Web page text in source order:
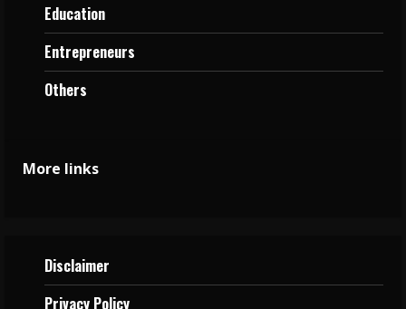
Education
Entrepreneurs
Others
More links
Disclaimer
Privacy Policy